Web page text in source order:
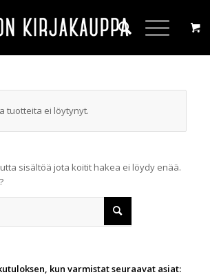
tuotteita ei löytynyt.
sisältöä jota koitit hakea ei löydy enää.
kun varmistat seuraavat asiat: